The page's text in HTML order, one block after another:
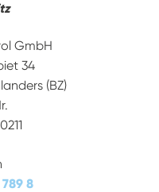
GmbH
34
(BZ)
8